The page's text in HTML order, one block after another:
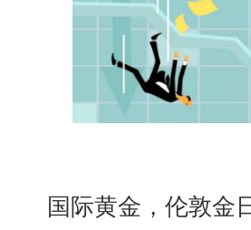
国际黄金，伦敦金日